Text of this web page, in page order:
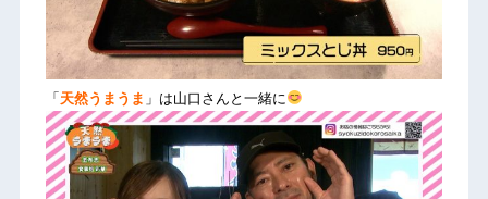
「 天然うまうま 」は山口さんと一緒に